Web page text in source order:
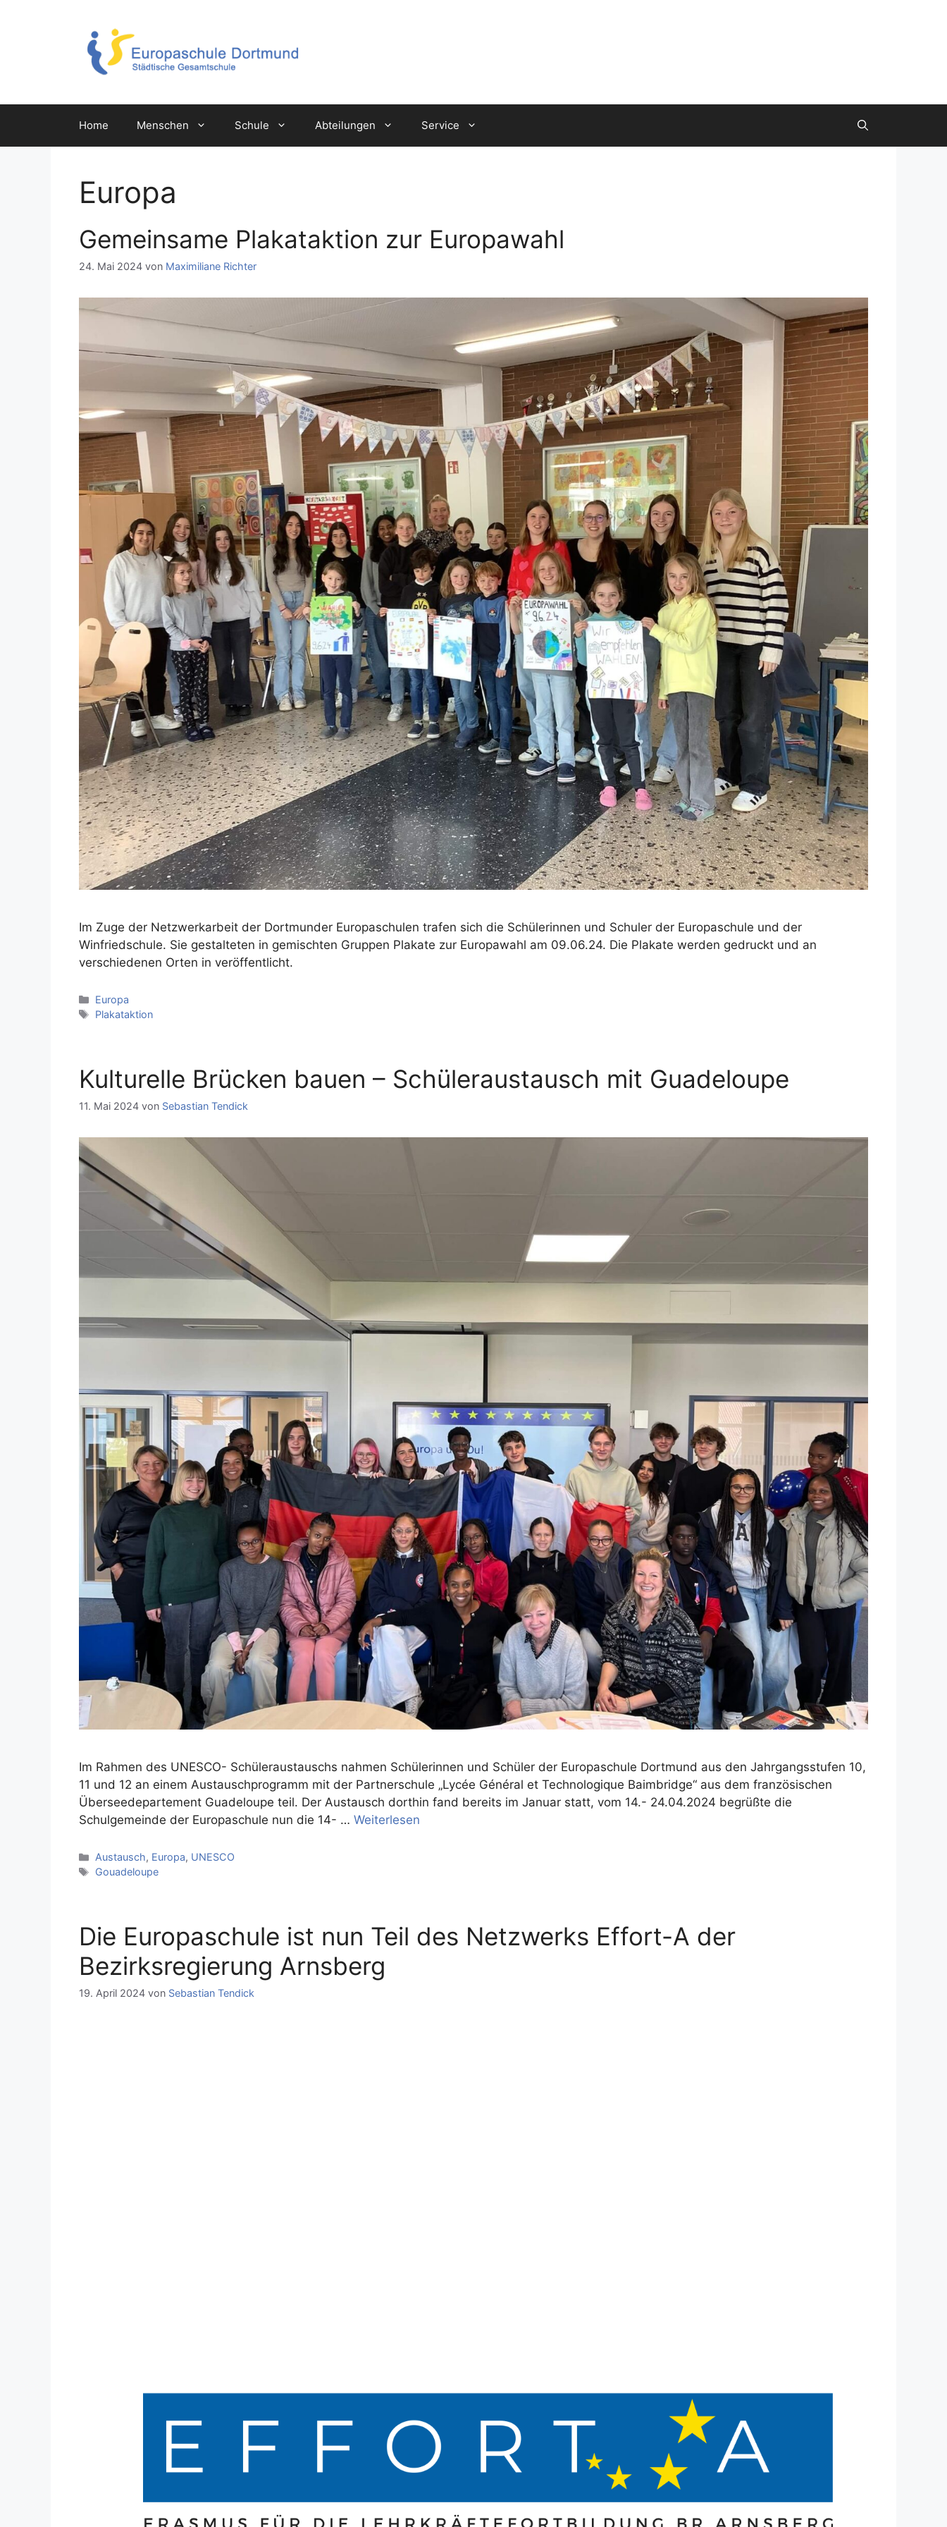
Home Menschen Schule Abteilungen Service
Europa
Gemeinsame Plakataktion zur Europawahl
24. Mai 2024 von Maximiliane Richter
Im Zuge der Netzwerkarbeit der Dortmunder Europaschulen trafen sich die Schülerinnen und Schuler der Europaschule und der
Winfriedschule. Sie gestalteten in gemischten Gruppen Plakate zur Europawahl am 09.06.24. Die Plakate werden gedruckt und an
verschiedenen Orten in veröffentlicht.
Kategorien
Europa
Schlagwörter
Plakataktion
Kulturelle Brücken bauen – Schüleraustausch mit Guadeloupe
11. Mai 2024 von Sebastian Tendick
Im Rahmen des UNESCO- Schüleraustauschs nahmen Schülerinnen und Schüler der Europaschule Dortmund aus den Jahrgangsstufen 10,
11 und 12 an einem Austauschprogramm mit der Partnerschule „Lycée Général et Technologique Baimbridge“ aus dem französischen
Überseedepartement Guadeloupe teil. Der Austausch dorthin fand bereits im Januar statt, vom 14.- 24.04.2024 begrüßte die
Schulgemeinde der Europaschule nun die 14- … Weiterlesen
Kategorien
Austausch, Europa, UNESCO
Schlagwörter
Gouadeloupe
Die Europaschule ist nun Teil des Netzwerks Effort-A der
Bezirksregierung Arnsberg
19. April 2024 von Sebastian Tendick